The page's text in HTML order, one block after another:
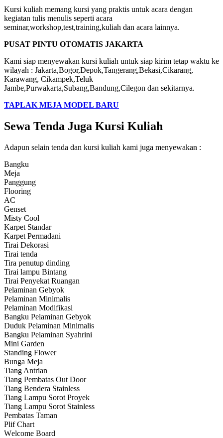
Kursi kuliah memang kursi yang praktis untuk acara dengan
kegiatan tulis menulis seperti acara
seminar,workshop,test,training,kuliah dan acara lainnya.
PUSAT PINTU OTOMATIS JAKARTA
Kami siap menyewakan kursi kuliah untuk siap kirim tetap waktu ke
wilayah : Jakarta,Bogor,Depok,Tangerang,Bekasi,Cikarang,
Karawang, Cikampek,Teluk
Jambe,Purwakarta,Subang,Bandung,Cilegon dan sekitarnya.
TAPLAK MEJA MODEL BARU
Sewa Tenda Juga Kursi Kuliah
Adapun selain tenda dan kursi kuliah kami juga menyewakan :
Bangku
Meja
Panggung
Flooring
AC
Genset
Misty Cool
Karpet Standar
Karpet Permadani
Tirai Dekorasi
Tirai tenda
Tira penutup dinding
Tirai lampu Bintang
Tirai Penyekat Ruangan
Pelaminan Gebyok
Pelaminan Minimalis
Pelaminan Modifikasi
Bangku Pelaminan Gebyok
Duduk Pelaminan Minimalis
Bangku Pelaminan Syahrini
Mini Garden
Standing Flower
Bunga Meja
Tiang Antrian
Tiang Pembatas Out Door
Tiang Bendera Stainless
Tiang Lampu Sorot Proyek
Tiang Lampu Sorot Stainless
Pembatas Taman
Plif Chart
Wеlсоmе Board